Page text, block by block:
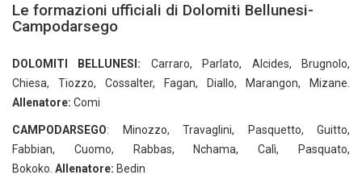
Le formazioni ufficiali di Dolomiti Bellunesi-
Campodarsego
DOLOMITI BELLUNESI: Carraro, Parlato, Alcides, Brugnolo,
Chiesa, Tiozzo, Cossalter, Fagan, Diallo, Marangon, Mizane.
Allenatore: Comi
CAMPODARSEGO: Minozzo, Travaglini, Pasquetto, Guitto,
Fabbian, Cuomo, Rabbas, Nchama, Calì, Pasquato,
Bokoko. Allenatore: Bedin